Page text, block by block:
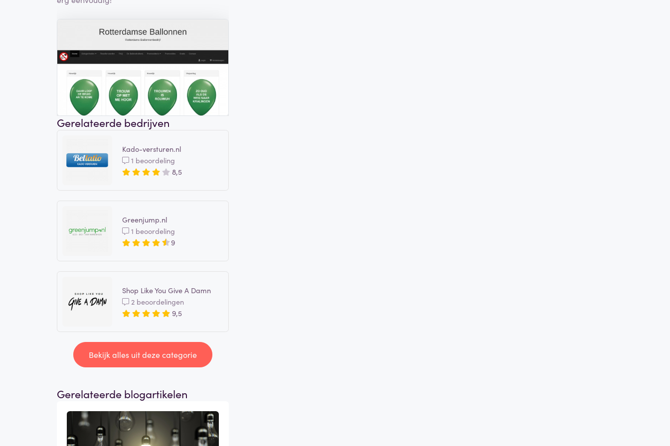
Gerelateerde bedrijven
Kado-versturen.nl
1 beoordeling
8,5
Greenjump.nl
1 beoordeling
9
Shop Like You Give A Damn
2 beoordelingen
9,5
Bekijk alles uit deze categorie
Gerelateerde blogartikelen